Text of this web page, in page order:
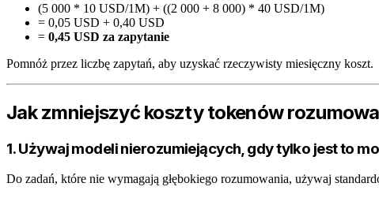
(5 000 * 10 USD/1M) + ((2 000 + 8 000) * 40 USD/1M)
= 0,05 USD + 0,40 USD
= 0,45 USD za zapytanie
Pomnóż przez liczbę zapytań, aby uzyskać rzeczywisty miesięczny koszt.
Jak zmniejszyć koszty tokenów
1. Używaj modeli nierozumiejących, gdy tylko jest to
Do zadań, które nie wymagają głębokiego rozumowania, używaj